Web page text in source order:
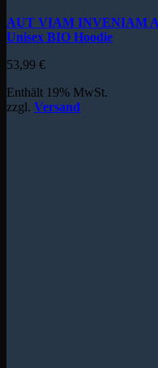
AUT VIAM INVENIAM
Unisex BIO Hoodie
53,99 €
Enthält 19% MwSt.
zzgl. Versand